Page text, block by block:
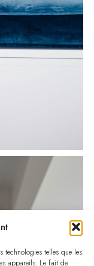
technologies telles que les
appareils. Le fait de